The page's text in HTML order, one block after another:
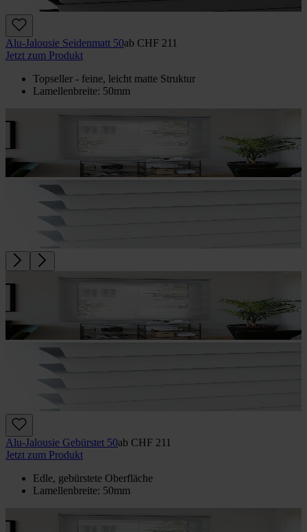
Alu-Jalousie Seidenmatt 50ab CHF 211
Jetzt zum Produkt
Topseller - feine, leicht matte Struktur
Lamellenbreite: 50mm
Alu-Jalousie Gebürstet 50ab CHF 211
Jetzt zum Produkt
Edle, gebürstete Oberfläche
Lamellenbreite: 50mm